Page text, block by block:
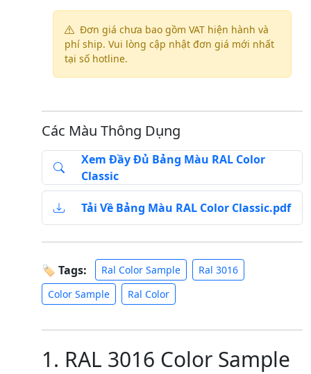
Đơn giá chưa bao gồm VAT hiện hành và
phí ship. Vui lòng cập nhật đơn giá mới nhất
tại số hotline.
Các Màu Thông Dụng
Xem Đầy Đủ Bảng Màu RAL Color
Classic
Tải Về Bảng Màu RAL Color Classic.pdf
🏷 Tags: Ral Color Sample
Ral 3016
Color Sample
Ral Color
1. RAL 3016 Color Sample